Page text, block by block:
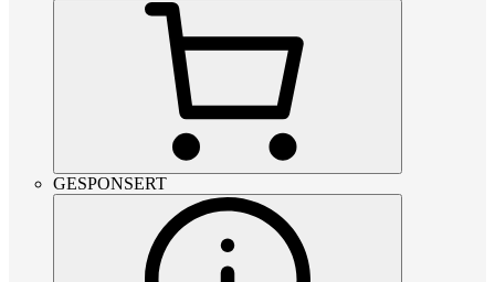
GESPONSERT